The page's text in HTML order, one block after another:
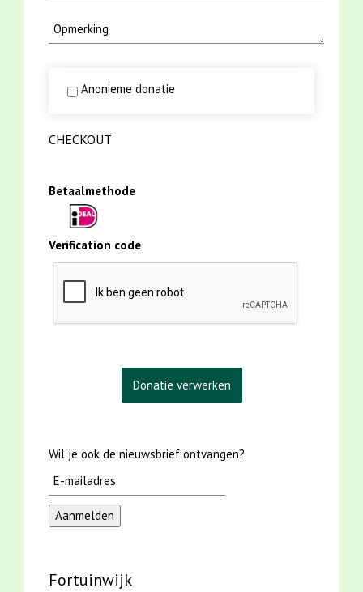
Anonieme donatie
CHECKOUT
Betaalmethode
Verification code
Wil je ook de nieuwsbrief ontvangen?
Fortuinwijk